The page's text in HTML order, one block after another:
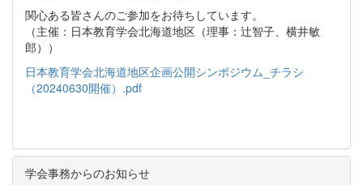
関心ある皆さんのご参加をお待ちしています。
（主催：日本教育学会北海道地区（理事：辻智子、横井敏
郎））
日本教育学会北海道地区企画公開シンポジウム_チラシ
（20240630開催）.pdf
学会事務からのお知らせ